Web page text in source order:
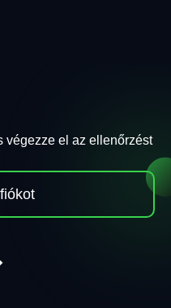
végezze el az ellenőrzést